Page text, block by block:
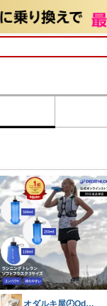
オダルキ屋🕗Oda-ruki08